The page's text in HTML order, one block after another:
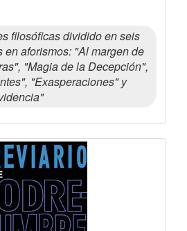
filosóficas dividido en seis
en aforismos: "Al margen de
"Magia de la Decepción",
"Exasperaciones" y